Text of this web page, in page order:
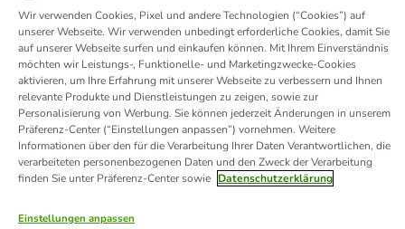
Wir verwenden Cookies, Pixel und andere Technologien (“Cookies”) auf
unserer Webseite. Wir verwenden unbedingt erforderliche Cookies, damit Sie
auf unserer Webseite surfen und einkaufen können. Mit Ihrem Einverständnis
möchten wir Leistungs-, Funktionelle- und Marketingzwecke-Cookies
aktivieren, um Ihre Erfahrung mit unserer Webseite zu verbessern und Ihnen
relevante Produkte und Dienstleistungen zu zeigen, sowie zur
Personalisierung von Werbung. Sie können jederzeit Änderungen in unserem
Präferenz-Center (“Einstellungen anpassen”) vornehmen. Weitere
Informationen über den für die Verarbeitung Ihrer Daten Verantwortlichen, die
verarbeiteten personenbezogenen Daten und den Zweck der Verarbeitung
finden Sie unter Präferenz-Center sowie Datenschutzerklärung
Einstellungen anpassen